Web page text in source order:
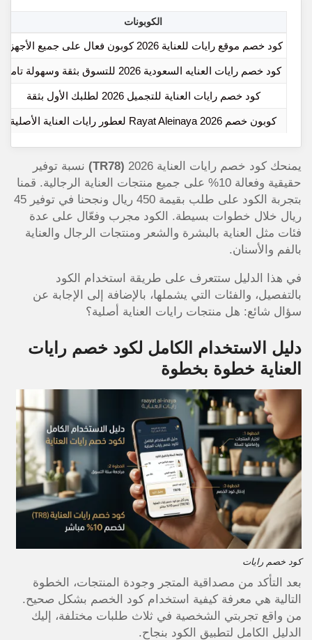
الكوبونات
كود خصم موقع رايات للعناية 2026 كوبون فعال على جميع الأجهزة
كود خصم رايات العنايه السعودية 2026 للتسوق بثقة وسهولة تامة
كود خصم رايات العناية للتجميل 2026 لطلبك الأول بثقة
كوبون خصم Rayat Aleinaya 2026 لعطور رايات العناية الأصلية
يمنحك كود خصم رايات العناية 2026 (TR78)
نسبة توفير
حقيقية وفعالة 10% على جميع منتجات العناية الرجالية. قمنا
بتجربة الكود على طلب بقيمة 450 ريال ونجحنا في توفير 45
ريال خلال خطوات بسيطة. الكود مجرب وفعّال على عدة
فئات مثل العناية بالبشرة والشعر ومنتجات الرجال والعناية
بالفم والأسنان.
في هذا الدليل ستتعرف على طريقة استخدام الكود
بالتفصيل، والفئات التي يشملها، بالإضافة إلى الإجابة عن
سؤال شائع: هل منتجات رايات العناية أصلية؟
دليل الاستخدام الكامل لكود خصم رايات
العناية خطوة بخطوة
كود خصم رايات
بعد التأكد من مصداقية المتجر وجودة المنتجات، الخطوة
التالية هي معرفة كيفية استخدام كود الخصم بشكل صحيح.
من واقع تجربتي الشخصية في ثلاث طلبات مختلفة، إليك
الدليل الكامل لتطبيق الكود بنجاح.